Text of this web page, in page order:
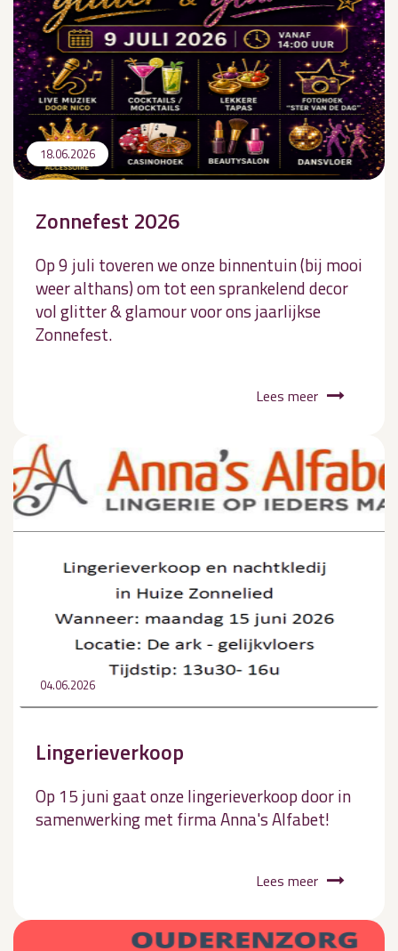
18.06.2026
Zonnefest 2026
Op 9 juli toveren we onze binnentuin (bij mooi
weer althans) om tot een sprankelend decor
vol glitter & glamour voor ons jaarlijkse
Zonnefest.
Lees meer
04.06.2026
Lingerieverkoop
Op 15 juni gaat onze lingerieverkoop door in
samenwerking met firma Anna's Alfabet!
Lees meer